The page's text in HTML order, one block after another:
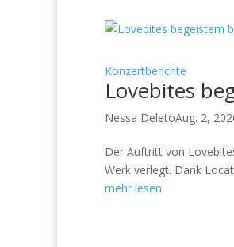
Konzertberichte
Lovebites
Nessa DeletoAug. 2,
Der Auftritt von
Werk verlegt. Dank
mehr lesen